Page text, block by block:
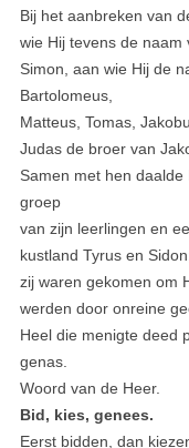
Bij het aanbreken van
wie Hij tevens de naam
Simon, aan wie Hij de
Bartolomeus,
Matteus, Tomas,
Judas de broer van
Samen met hen
groep
van zijn leerlingen en
kustland Tyrus en
zij waren gekomen om
werden door onreine
Heel die menigte deed
genas.
Woord van de Heer.
Bid, kies, genees.
Eerst bidden, dan